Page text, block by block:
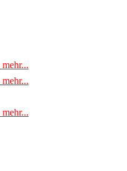
mehr...
mehr...
mehr...